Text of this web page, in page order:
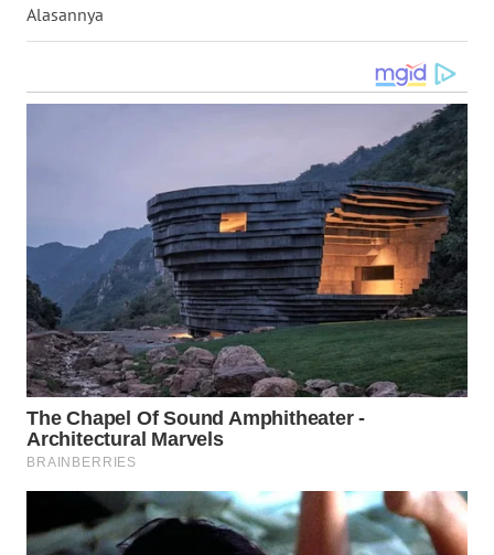
Alasannya
WN
BALI
WN
KALTARA
WN
KALSEL
WN
KALTIM
SULSEL